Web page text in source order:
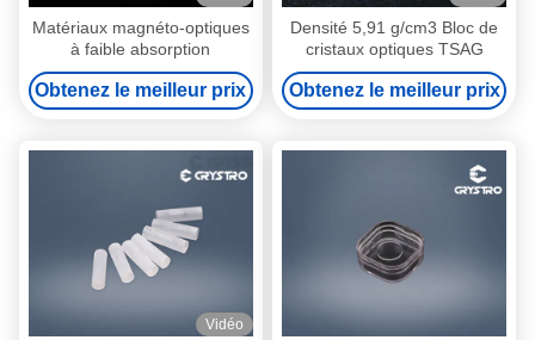
Matériaux magnéto-optiques
à faible absorption
Obtenez le meilleur prix
Densité 5,91 g/cm3 Bloc de
cristaux optiques TSAG
Obtenez le meilleur prix
Vidéo